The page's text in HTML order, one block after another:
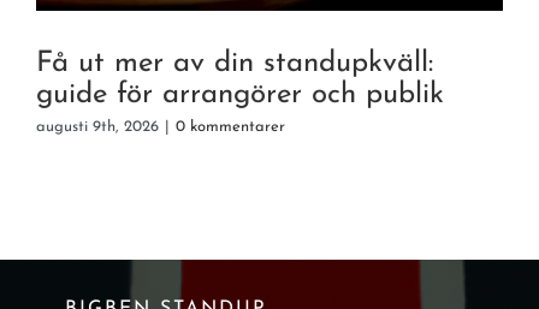
Få ut mer av din standupkväll:
guide för arrangörer och publik
augusti 9th, 2026 0 kommentarer